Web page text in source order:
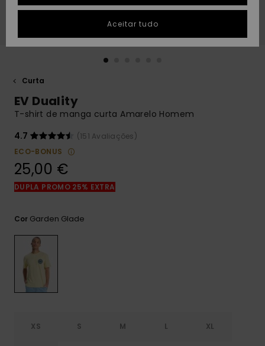
conversa para
obteres a
resposta mais
rápida à tua
respostas
para as
nosso
PRESENTE
DESEJO
Curta
EV Duality
T-shirt de manga curta Amarelo Homem
4.7
(151 Avaliações)
ECO-BONUS
25,00 €
DUPLA PROMO 25% EXTRA
Cor Garden Glade
XS S M L XL
Aceitar tudo